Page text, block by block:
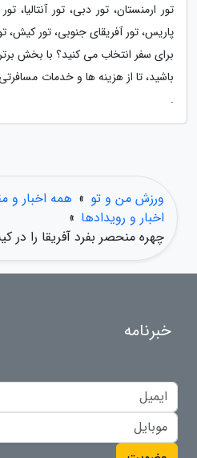
تور ارمنستان، تور دبی، تور آنتالیا،
پاریس، تور آفریقای جنوبی، تور کیش،
برای سفر انتخاب می کنید؟ با بخش
باشید، تا از هزینه ها و خدمات
.
ورزش من و تو » همه اخبار و
اخبار و رویدادها »
چهره منحصر بفرد آفریقا را در
خبرنامه